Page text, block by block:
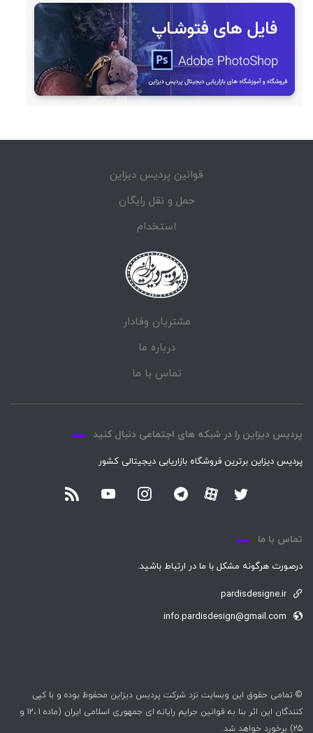
قوانین پردیس دیزاین
حمل و نقل رایگان
استخدام
مشتریان وفادار
درباره ما
تماس با ما
پردیس دیزاین را در شبکه های اجتماعی دنبال کنید
پردیس دیزاین برترین فروشگاه بازاریابی دیجیتالی کشور
تماس با ما
درصورت هرگونه مشکل با ما در ارتباط باشید.
pardisdesigne.ir
info.pardisdesign@gmail.com
© تمامی حقوق این وبسایت نزد شرکت پردیس دیزاین محفوظ بوده و با کپی
کنندگان این اثر بنا به قوانین جرایم رایانه ای جمهوری اسلامی ایران (ماده 1 ،12 و
25) برخورد خواهد شد.